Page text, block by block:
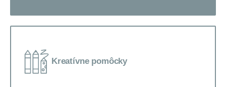
Kreatívne pomôcky